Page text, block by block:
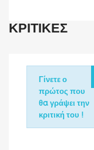
ΚΡΙΤΙΚΈΣ
Γίνετε ο
πρώτος που
θα γράψει την
κριτική του !